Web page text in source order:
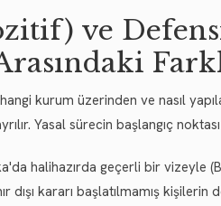
ve
kurum üzerinden ve nasıl
Yasal sürecin başlangıç
halihazırda geçerli bir vizeyle
dışı kararı başlatılmamış